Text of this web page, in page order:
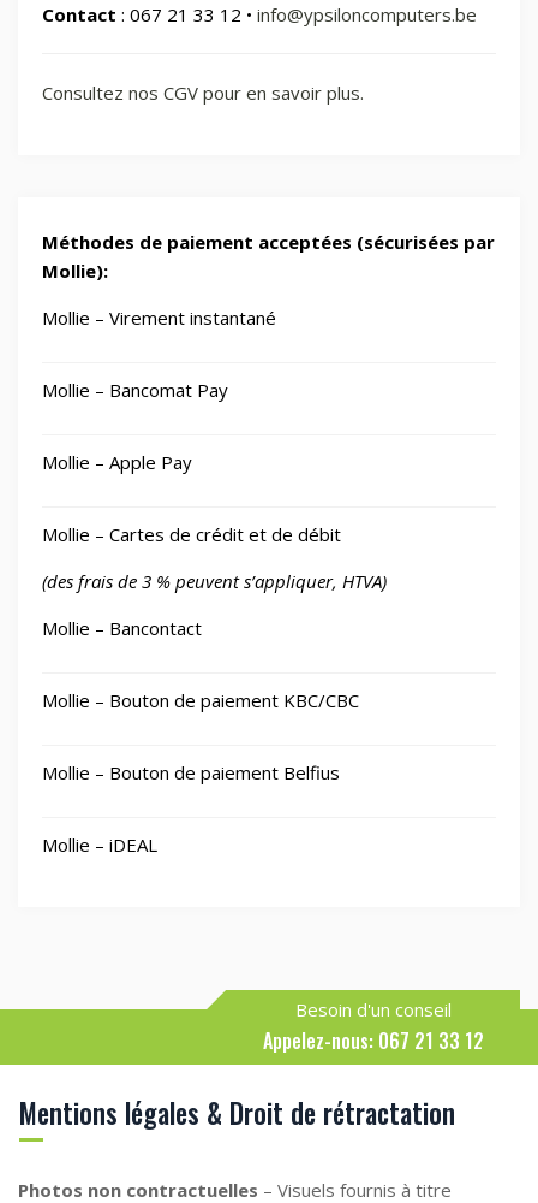
Contact : 067 21 33 12 • info@ypsiloncomputers.be
Consultez nos CGV pour en savoir plus.
Méthodes de paiement acceptées (sécurisées par
Mollie):
Mollie – Virement instantané
Mollie – Bancomat Pay
Mollie – Apple Pay
Mollie – Cartes de crédit et de débit
(des frais de 3 % peuvent s’appliquer, HTVA)
Mollie – Bancontact
Mollie – Bouton de paiement KBC/CBC
Mollie – Bouton de paiement Belfius
Mollie – iDEAL
Besoin d'un conseil
Appelez-nous: 067 21 33 12
Mentions légales & Droit de rétractation
Photos non contractuelles – Visuels fournis à titre